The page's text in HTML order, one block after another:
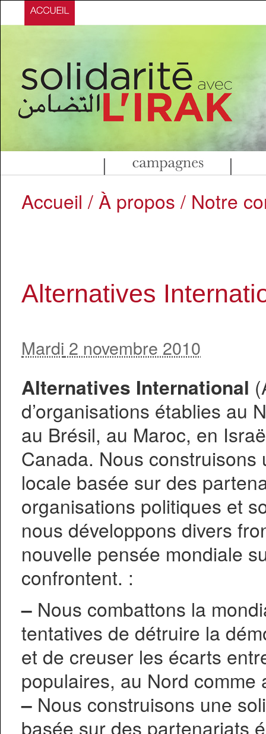
| |
Accueil / À propos / Notre
Alternatives
Mardi 2 novembre 2010
Alternatives International
d’organisations établies au
au Brésil, au Maroc, en
Canada. Nous
locale basée sur des
organisations politiques et
nous développons divers
nouvelle pensée mondiale
confrontent. :
– Nous combattons la
tentatives de détruire la
et de creuser les écarts
populaires, au Nord comme
– Nous construisons une
basée sur des partenariats